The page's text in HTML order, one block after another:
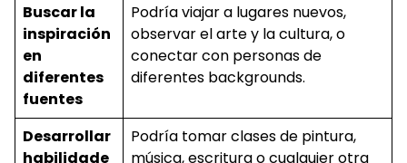
Buscar la
inspiración
en
diferentes
fuentes
Podría viajar a lugares nuevos,
observar el arte y la cultura, o
conectar con personas de
diferentes backgrounds.
Desarrollar
habilidade
Podría tomar clases de pintura,
música, escritura o cualquier otra